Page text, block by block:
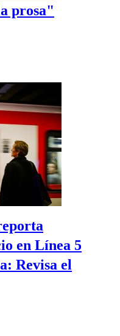
prosa"
en Línea 5
Revisa el